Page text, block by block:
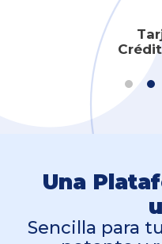
Una
Sencilla para